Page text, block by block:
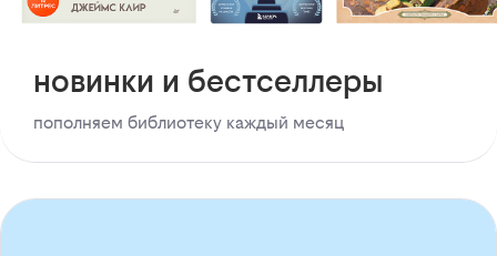
новинки и бестселлеры
пополняем библиотеку каждый месяц